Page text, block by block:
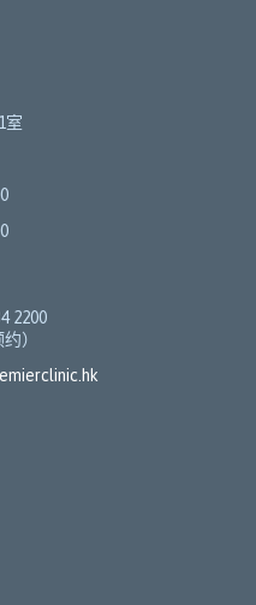
室
2200
）